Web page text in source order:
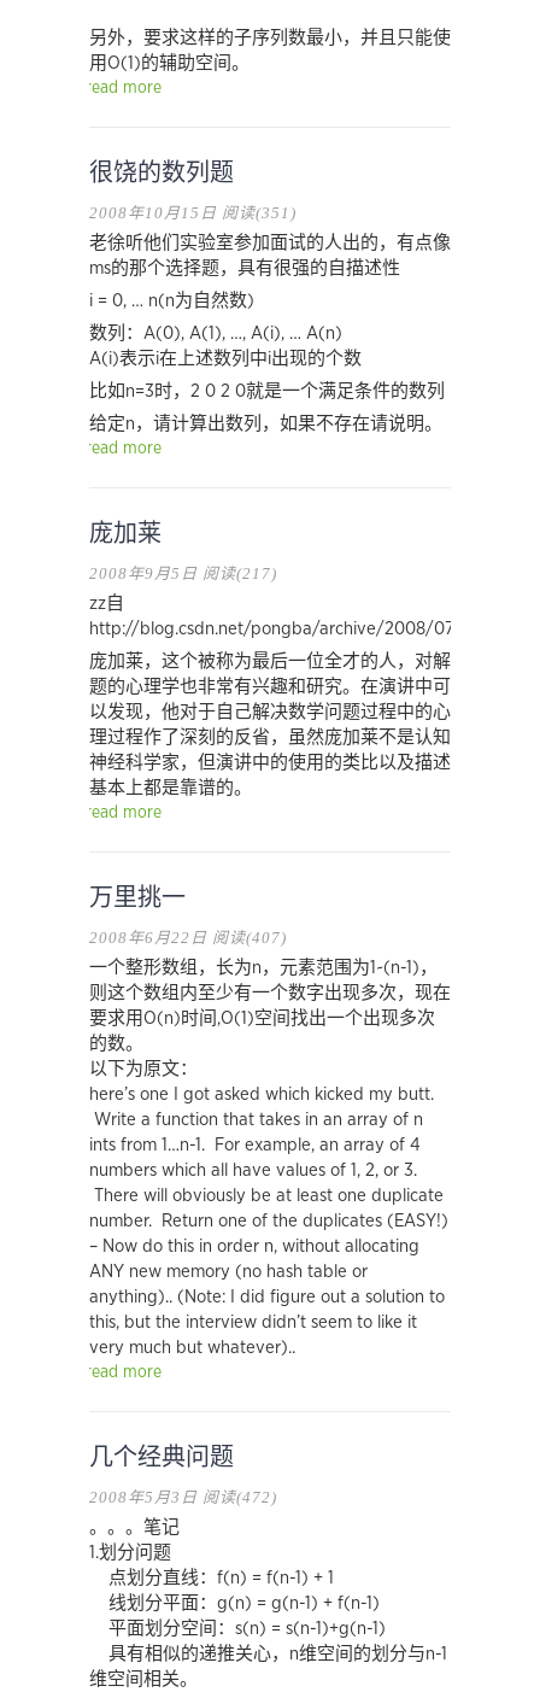
另外，要求这样的子序列数最小，并且只能使
用O(1)的辅助空间。
read more
很饶的数列题
2008年10月15日 阅读(351)
老徐听他们实验室参加面试的人出的，有点像
ms的那个选择题，具有很强的自描述性
i = 0, … n(n为自然数)
数列：A(0), A(1), …, A(i), … A(n)
A(i)表示i在上述数列中i出现的个数
比如n=3时，2 0 2 0就是一个满足条件的数列
给定n，请计算出数列，如果不存在请说明。
read more
庞加莱
2008年9月5日 阅读(217)
zz自
http://blog.csdn.net/pongba/archive/2008/07/20/
庞加莱，这个被称为最后一位全才的人，对解
题的心理学也非常有兴趣和研究。在演讲中可
以发现，他对于自己解决数学问题过程中的心
理过程作了深刻的反省，虽然庞加莱不是认知
神经科学家，但演讲中的使用的类比以及描述
基本上都是靠谱的。
read more
万里挑一
2008年6月22日 阅读(407)
一个整形数组，长为n，元素范围为1~(n-1)，
则这个数组内至少有一个数字出现多次，现在
要求用O(n)时间,O(1)空间找出一个出现多次
的数。
以下为原文：
here’s one I got asked which kicked my butt.
Write a function that takes in an array of n
ints from 1…n-1. For example, an array of 4
numbers which all have values of 1, 2, or 3.
There will obviously be at least one duplicate
number. Return one of the duplicates (EASY!)
– Now do this in order n, without allocating
ANY new memory (no hash table or
anything).. (Note: I did figure out a solution to
this, but the interview didn’t seem to like it
very much but whatever)..
read more
几个经典问题
2008年5月3日 阅读(472)
。。。笔记
1.划分问题
点划分直线：f(n) = f(n-1) + 1
线划分平面：g(n) = g(n-1) + f(n-1)
平面划分空间：s(n) = s(n-1)+g(n-1)
具有相似的递推关心，n维空间的划分与n-1
维空间相关。